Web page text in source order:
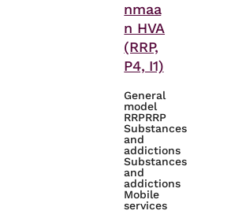
nmaa
n HVA
(RRP,
P4, I1)
General
model
RRPRRP
Substances
and
addictions
Substances
and
addictions
Mobile
services